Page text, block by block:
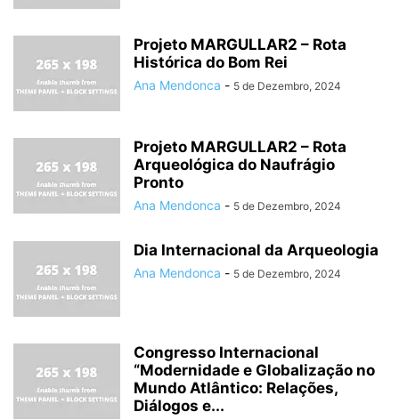
Projeto MARGULLAR2 – Rota
Histórica do Bom Rei
Ana Mendonca - 5 de Dezembro, 2024
Projeto MARGULLAR2 – Rota
Arqueológica do Naufrágio
Pronto
Ana Mendonca - 5 de Dezembro, 2024
Dia Internacional da Arqueologia
Ana Mendonca - 5 de Dezembro, 2024
Congresso Internacional
“Modernidade e Globalização no
Mundo Atlântico: Relações,
Diálogos e...